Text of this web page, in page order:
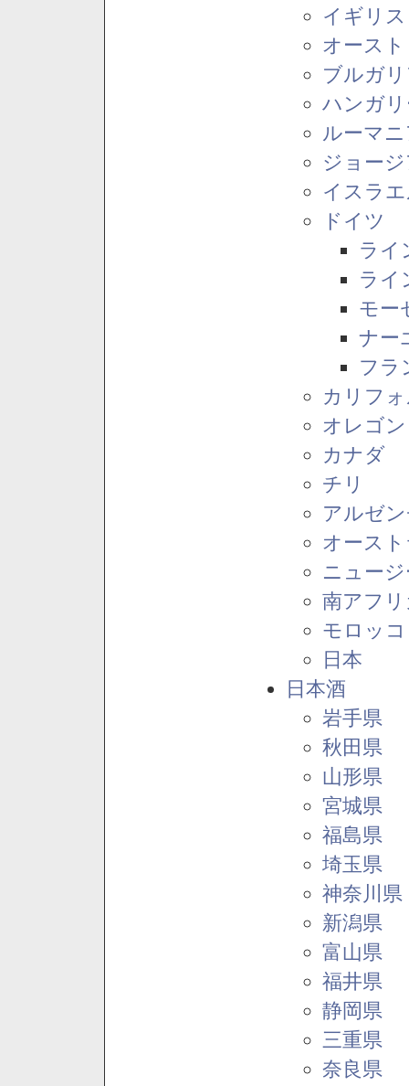
イギリス
オース
ブルガ
ハンガ
ルーマ
ジョー
イスラ
ドイツ
ライ
ライ
モー
ナー
フラ
カリフ
オレゴ
カナダ
チリ
アルゼ
オース
ニュー
南アフ
モロッコ
日本
日本酒
岩手県
秋田県
山形県
宮城県
福島県
埼玉県
神奈川県
新潟県
富山県
福井県
静岡県
三重県
奈良県